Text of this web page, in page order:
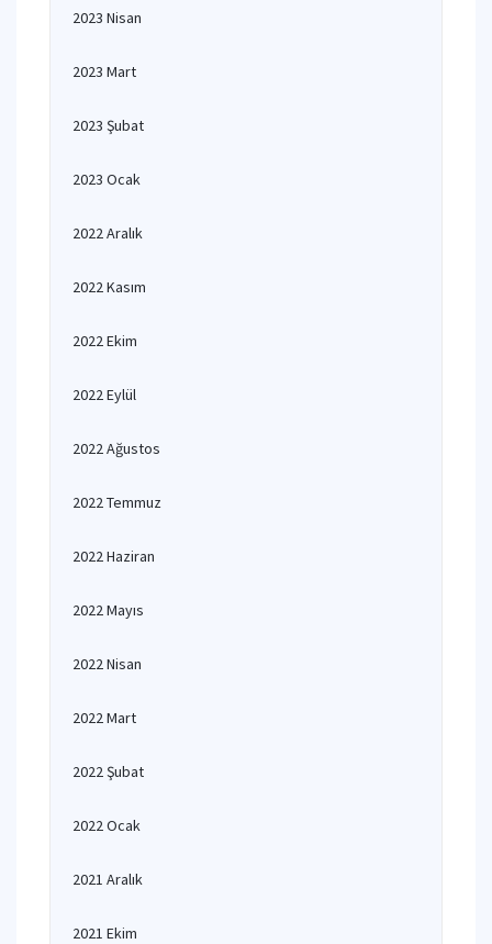
2023 Nisan
2023 Mart
2023 Şubat
2023 Ocak
2022 Aralık
2022 Kasım
2022 Ekim
2022 Eylül
2022 Ağustos
2022 Temmuz
2022 Haziran
2022 Mayıs
2022 Nisan
2022 Mart
2022 Şubat
2022 Ocak
2021 Aralık
2021 Ekim